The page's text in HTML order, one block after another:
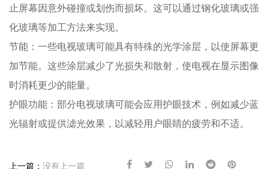
止屏幕因意外碰撞或划伤而损坏。这可以通过钢化玻璃或强
化玻璃等加工方法来实现。
节能：一些电视玻璃可能具有特殊的光学涂层，以使屏幕更
加节能。这些涂层减少了光损失和散射，使电视在显示图像
时消耗更少的能量。
护眼功能：部分电视玻璃可能会应用护眼技术，例如减少蓝
光辐射或提供滤光效果，以减轻用户眼睛的疲劳和不适。
上一篇： 没有上一篇